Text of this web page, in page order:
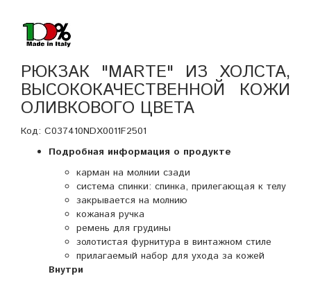
РЮКЗАК "MARTE" ИЗ ХОЛСТА,
ВЫСОКОКАЧЕСТВЕННОЙ КОЖИ
ОЛИВКОВОГО ЦВЕТА
Код: C037410NDX0011F2501
Подробная информация о продукте
карман на молнии сзади
система спинки: спинка, прилегающая к телу
закрывается на молнию
кожаная ручка
ремень для грудины
золотистая фурнитура в винтажном стиле
прилагаемый набор для ухода за кожей
Внутри